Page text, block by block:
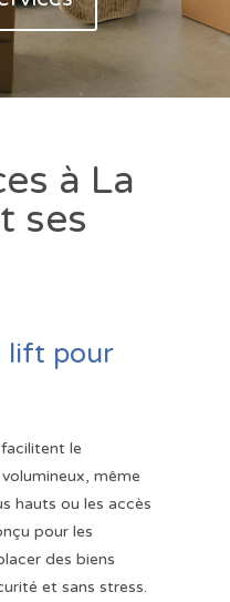
à La
ses
lift pour
le
même
hauts ou les accès
pour les
des biens
et sans stress.